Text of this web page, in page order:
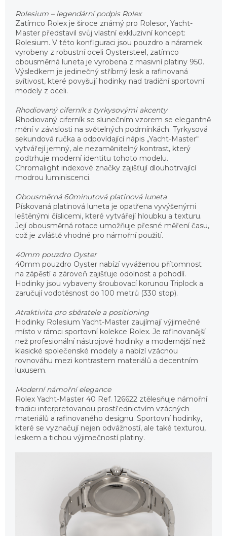
Rolesium – legendární podpis Rolex
Zatímco Rolex je široce známý pro Rolesor, Yacht-
Master představil svůj vlastní exkluzivní koncept:
Rolesium. V této konfiguraci jsou pouzdro a náramek
vyrobeny z robustní oceli Oystersteel, zatímco
obousměrná luneta je vyrobena z masivní platiny 950.
Výsledkem je jedinečný stříbrný lesk a rafinovaná
svítivost, které povyšují hodinky nad tradiční sportovní
modely z oceli.
Rhodiovaný ciferník s tyrkysovými akcenty
Rhodiovaný ciferník se slunečním vzorem se elegantně
mění v závislosti na světelných podmínkách. Tyrkysová
sekundová ručka a odpovídající nápis „Yacht-Master“
vytvářejí jemný, ale nezaměnitelný kontrast, který
podtrhuje moderní identitu tohoto modelu.
Chromalight indexové značky zajišťují dlouhotrvající
modrou luminiscenci.
Obousměrná 60minutová platinová luneta
Pískovaná platinová luneta je opatřena vyvýšenými
leštěnými číslicemi, které vytvářejí hloubku a texturu.
Její obousměrná rotace umožňuje přesné měření času,
což je zvláště vhodné pro námořní použití.
40mm pouzdro Oyster
40mm pouzdro Oyster nabízí vyváženou přítomnost
na zápěstí a zároveň zajišťuje odolnost a pohodlí.
Hodinky jsou vybaveny šroubovací korunou Triplock a
zaručují vodotěsnost do 100 metrů (330 stop).
Atraktivita pro sběratele a positioning
Hodinky Rolesium Yacht-Master zaujímají výjimečné
místo v rámci sportovní kolekce Rolex. Je rafinovanější
než profesionální nástrojové hodinky a modernější než
klasické společenské modely a nabízí vzácnou
rovnováhu mezi kontrastem materiálů a decentním
luxusem.
Moderní námořní elegance
Rolex Yacht-Master 40 Ref. 126622 ztělesňuje námořní
tradici interpretovanou prostřednictvím vzácných
materiálů a rafinovaného designu. Sportovní hodinky,
které se vyznačují nejen odvážností, ale také texturou,
leskem a tichou výjimečností platiny.